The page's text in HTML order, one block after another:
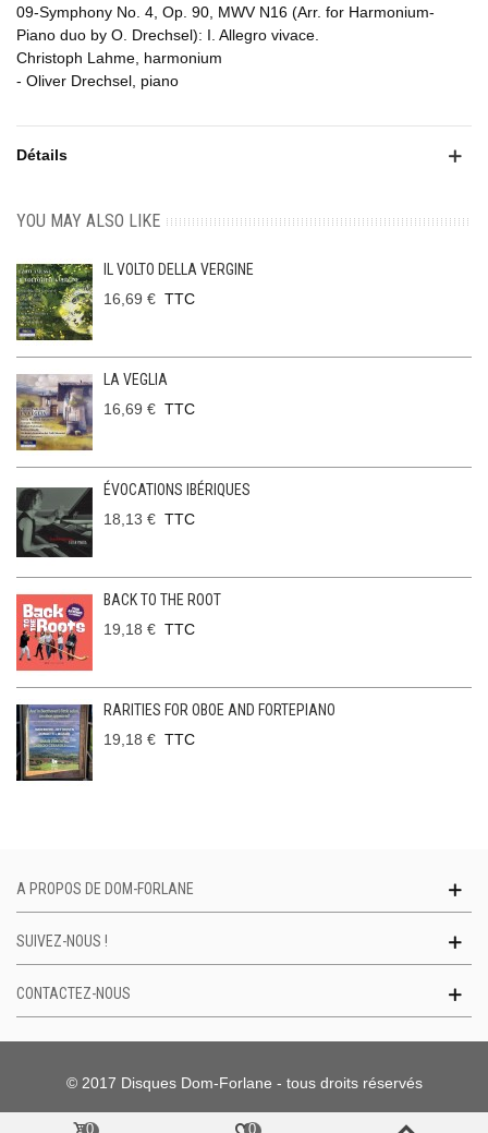
09-Symphony No. 4, Op. 90, MWV N16 (Arr. for Harmonium-
Piano duo by O. Drechsel): I. Allegro vivace.
Christoph Lahme, harmonium
- Oliver Drechsel, piano
Détails
YOU MAY ALSO LIKE
IL VOLTO DELLA VERGINE
16,69 € TTC
LA VEGLIA
16,69 € TTC
ÉVOCATIONS IBÉRIQUES
18,13 € TTC
BACK TO THE ROOT
19,18 € TTC
RARITIES FOR OBOE AND FORTEPIANO
19,18 € TTC
A PROPOS DE DOM-FORLANE
SUIVEZ-NOUS !
CONTACTEZ-NOUS
© 2017 Disques Dom-Forlane - tous droits réservés
0 0